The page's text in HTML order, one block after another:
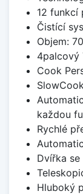
12 funkcí
Čistící
Objem:
4palcový
Cook
každou
Rychlé
Dvířka
Hluboký